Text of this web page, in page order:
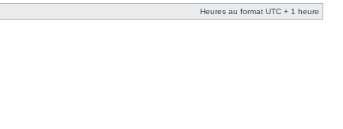
Heures au format UTC + 1 heure